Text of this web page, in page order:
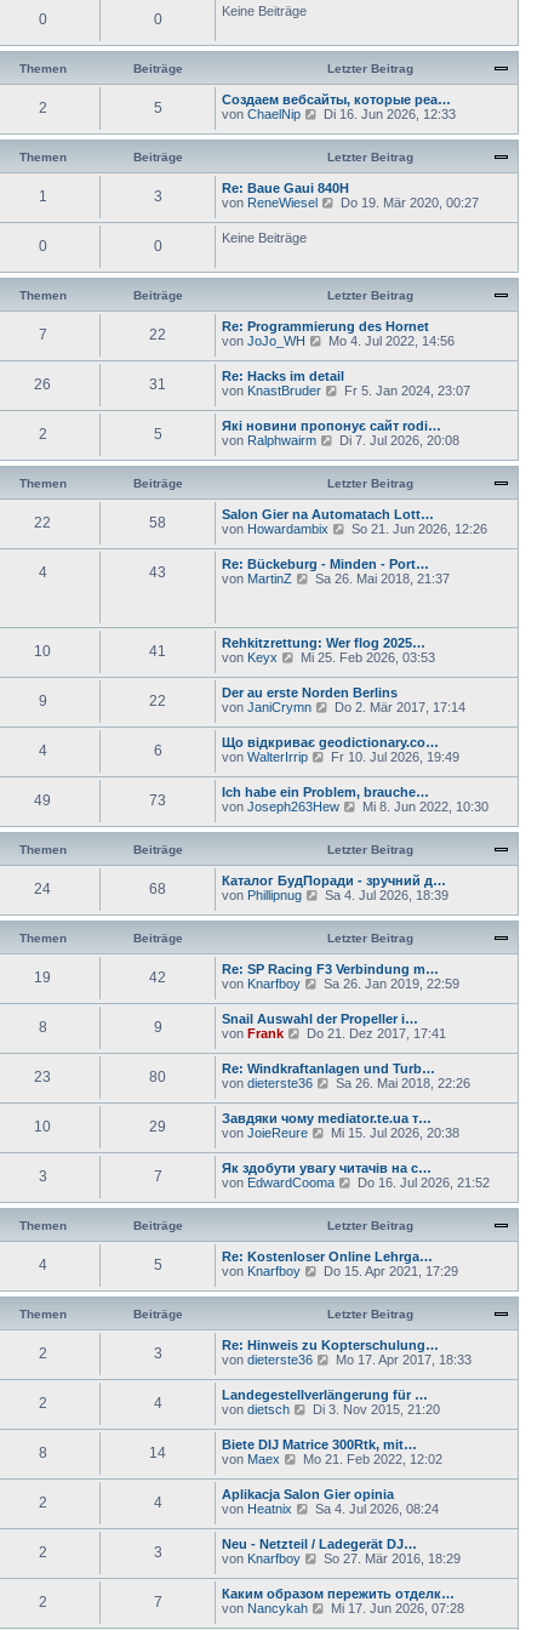
e
i
t
r
a
0 0 Keine Beiträge
Themen Beiträge Letzter Beitrag
2 5
Создаем вебсайты, которые реа…
von ChaelNip
N
u
s
t
e
t
g
Di 16. Jun 2026, 12:33
Themen Beiträge Letzter Beitrag
1 3
Re: Baue Gaui 840H
von ReneWiesel
N
t
r
e
i
t
r
a
Do 19. Mär 2020, 00:27
0 0 Keine Beiträge
Themen Beiträge Letzter Beitrag
7 22
Re: Programmierung des Hornet
von JoJo_WH
N
e
s
t
e
r
e
t
r
a
Mo 4. Jul 2022, 14:56
26 31
Re: Hacks im detail
von KnastBruder
N
e
s
t
r
e
i
t
r
a
Fr 5. Jan 2024, 23:07
2 5
Які новини пропонує сайт rodi…
von Ralphwairm
N
u
e
s
t
e
e
i
a
g
Di 7. Jul 2026, 20:08
Themen Beiträge Letzter Beitrag
22 58
Salon Gier na Automatach Lott…
von Howardambix
N
e
s
r
B
e
t
r
a
g
So 21. Jun 2026, 12:26
4 43
Re: Bückeburg - Minden - Port…
von MartinZ
N
t
e
r
B
e
t
r
a
g
Sa 26. Mai 2018, 21:37
10 41
Rehkitzrettung: Wer flog 2025…
von Keyx
N
u
e
s
t
e
r
e
i
t
r
Mi 25. Feb 2026, 03:53
9 22
Der au erste Norden Berlins
von JaniCrymn
N
e
s
t
e
r
e
i
t
r
a
Do 2. Mär 2017, 17:14
4 6
Що відкриває geodictionary.co…
von WalterIrrip
N
u
e
s
t
e
r
e
i
t
a
g
Fr 10. Jul 2026, 19:49
49 73
Ich habe ein Problem, brauche…
von Joseph263Hew
N
u
e
s
t
e
B
e
i
t
r
g
Mi 8. Jun 2022, 10:30
Themen Beiträge Letzter Beitrag
24 68
Каталог БудПоради - зручний д…
von Phillipnug
N
u
s
t
e
e
i
t
r
a
Sa 4. Jul 2026, 18:39
Themen Beiträge Letzter Beitrag
19 42
Re: SP Racing F3 Verbindung m…
von Knarfboy
N
u
e
s
t
e
r
e
i
t
r
a
g
Sa 26. Jan 2019, 22:59
8 9
Snail Auswahl der Propeller i…
von Frank
N
u
e
s
t
e
r
e
i
t
r
Do 21. Dez 2017, 17:41
23 80
Re: Windkraftanlagen und Turb…
von dieterste36
N
e
s
t
e
r
e
i
t
r
a
Sa 26. Mai 2018, 22:26
10 29
Завдяки чому mediator.te.ua т…
von JoieReure
N
e
s
t
e
r
e
i
t
a
g
Mi 15. Jul 2026, 20:38
3 7
Як здобути увагу читачів на с…
von EdwardCooma
N
u
e
s
t
e
B
e
i
t
r
g
Do 16. Jul 2026, 21:52
Themen Beiträge Letzter Beitrag
4 5
Re: Kostenloser Online Lehrga…
von Knarfboy
N
u
s
t
e
e
i
t
r
a
Do 15. Apr 2021, 17:29
Themen Beiträge Letzter Beitrag
2 3
Re: Hinweis zu Kopterschulung…
von dieterste36
N
u
e
s
t
e
r
e
i
t
r
a
g
Mo 17. Apr 2017, 18:33
2 4
Landegestellverlängerung für …
von dietsch
N
u
e
s
t
e
r
e
i
t
r
a
g
Di 3. Nov 2015, 21:20
8 14
Biete DIJ Matrice 300Rtk, mit…
von Maex
N
u
e
s
t
e
r
e
i
t
Mo 21. Feb 2022, 12:02
2 4
Aplikacja Salon Gier opinia
von Heatnix
N
u
e
s
t
e
r
Sa 4. Jul 2026, 08:24
2 3
Neu - Netzteil / Ladegerät DJ…
von Knarfboy
N
e
s
So 27. Mär 2016, 18:29
2 7
Каким образом пережить отделк…
von Nancykah
NMi 17. Jun 2026, 07:28